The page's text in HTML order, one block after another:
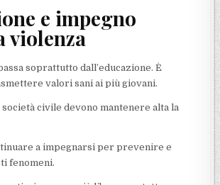
e impegno
violenza
soprattutto dall’educazione. È
valori sani ai più giovani.
civile devono mantenere alta la
a impegnarsi per prevenire e
fenomeni.